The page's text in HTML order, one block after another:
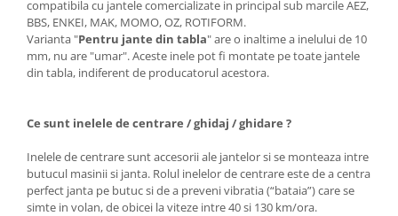
compatibila cu jantele comercializate in principal sub marcile AEZ,
BBS, ENKEI, MAK, MOMO, OZ, ROTIFORM.
Varianta "Pentru jante din tabla" are o inaltime a inelului de 10
mm, nu are "umar". Aceste inele pot fi montate pe toate jantele
din tabla, indiferent de producatorul acestora.
Ce sunt inelele de centrare / ghidaj / ghidare ?
Inelele de centrare sunt accesorii ale jantelor si se monteaza intre
butucul masinii si janta. Rolul inelelor de centrare este de a centra
perfect janta pe butuc si de a preveni vibratia (“bataia”) care se
simte in volan, de obicei la viteze intre 40 si 130 km/ora.